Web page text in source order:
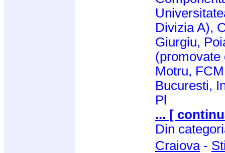
Divizia A),
Giurgiu,
Motru,
Bucuresti,
Pl
... [
Din
Craiova-